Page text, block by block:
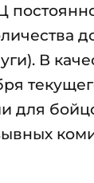
В
для